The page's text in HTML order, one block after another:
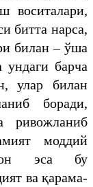
воситалари,
битта нарса,
билан – ўша
барча
улар билан
боради,
ривожланиб
моддий
эса бу
ва қарама-